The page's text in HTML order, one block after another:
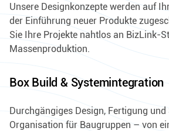
Unsere Designkonzepte werden auf
der Einführung neuer Produkte
Sie Ihre Projekte nahtlos an BizLink-
Massenproduktion.
Box Build & Systemintegration
Durchgängiges Design, Fertigung
Organisation für Baugruppen – von